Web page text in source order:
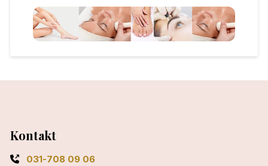
Kontakt
031-708 09 06